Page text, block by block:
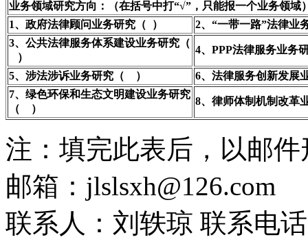
业务领域研究方向：（在括号中打“√”，只能报一个业务领域
1、政府法律顾问业务研究（ ） 2、“一带一路”法律业
3、公共法律服务体系建设业务研究（
）
4、PPP法律服务业务
5、涉法涉诉业务研究（ ） 6、法律服务创新发
7、绿色环保和生态文明建设业务研究
（ ）
8、律师体制机制改
注：填完此表后，以邮
邮箱：jlslsxh@126.com
联系人：刘轶琼 联系电